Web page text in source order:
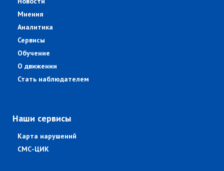
Мнения
Аналитика
Сервисы
Обучение
О движении
Стать наблюдателем
Наши сервисы
Карта нарушений
СМС-ЦИК